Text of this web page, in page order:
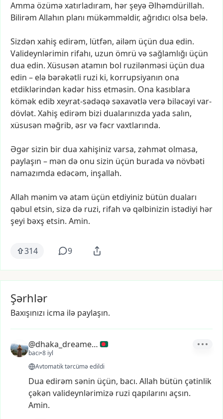
Amma özüməxatırladıram, hərşeyə Əlhəmdürillah.
Bilirəm Allahın planı mükəmməldir, ağrıdıcı olsa belə.
Sizdən xahiş edirəm, lütfən, ailəm üçün dua edin.
Valideynlərimin rifahı, uzun ömrü vəsağlamlığı üçün
dua edin. Xüsusən atamın bol ruzilənməsi üçün dua
edin – elə bərəkətli ruzi ki, korrupsiyanın ona
etdiklərindən kədər hiss etməsin. Ona kasıblara
kömək edib xeyrat-sədəqəsəxavətləverə biləcəyi var-
dövlət. Xahiş edirəm bizi dualarınızda yada salın,
xüsusən məğrib, əsrvəfəcrvaxtlarında.
Əgərsizin bir dua xahişiniz varsa, zəhmət olmasa,
paylaşın – mən də onu sizin üçün burada və növbəti
namazımda edəcəm, inşallah.
Allah mənim vəatam üçün etdiyiniz bütün duaları
qəbul etsin, sizə də ruzi, rifah və qəlbinizin istədiyi hər
şeyi bəxş etsin. Amin.
314 9
Şərhlər
Baxışınızı icma ilə paylaşın.
@dhaka_dreamer4
bacı•8 iyl
Avtomatik tərcümə edildi
Dua edirəm sənin üçün, bacı. Allah bütün çətinlik
çəkən valideynlərimizə ruzi qapılarını açsın.
Amin.